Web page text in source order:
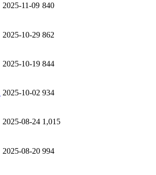
2025-11-09 840
2025-10-29 862
2025-10-19 844
2025-10-02 934
2025-08-24 1,015
2025-08-20 994